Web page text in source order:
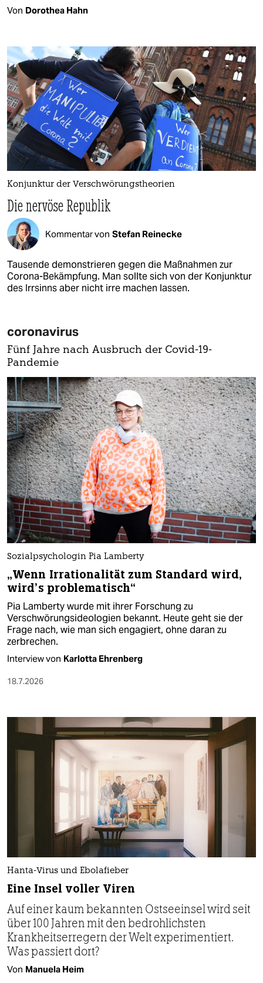
Von Dorothea Hahn
Konjunktur der Verschwörungstheorien
Die nervöse Republik
Kommentar von Stefan Reinecke
Tausende demonstrieren gegen die Maßnahmen zur
Corona-Bekämpfung. Man sollte sich von der Konjunktur
des Irrsinns aber nicht irre machen lassen.
coronavirus
Fünf Jahre nach Ausbruch der Covid-19-
Pandemie
Sozialpsychologin Pia Lamberty
„Wenn Irrationalität zum Standard wird,
wird’s problematisch“
Pia Lamberty wurde mit ihrer Forschung zu
Verschwörungsideologien bekannt. Heute geht sie der
Frage nach, wie man sich engagiert, ohne daran zu
zerbrechen.
Interview von Karlotta Ehrenberg
18.7.2026
Hanta-Virus und Ebolafieber
Eine Insel voller Viren
Auf einer kaum bekannten Ostseeinsel wird seit
über 100 Jahren mit den bedrohlichsten
Krankheitserregern der Welt experimentiert.
Was passiert dort?
Von Manuela Heim